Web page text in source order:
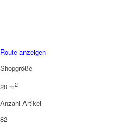
Route anzeigen
Shopgröße
20 m2
Anzahl Artikel
82